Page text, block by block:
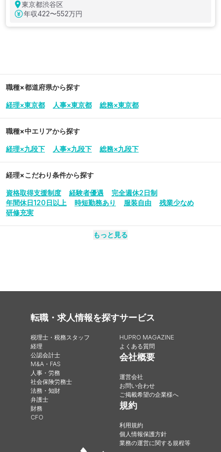
東京都渋谷区
年収422〜552万円
職種×都道府県から探す
経理×東京都 人事×東京都 総務×東京都
職種×中エリアから探す
経理×九段下 人事×九段下 総務×九段下
経理×こだわり条件から探す
資格取得支援制度 経験者優遇
完全週休2日制
年間休日120日以上
時短勤務あり 服装自由
残業少なめ
研修充実
もっと見る
転職・求人情報を探す
税理士・税務スタッフ
経理
公認会計士
M&A・FAS
人事・労務
社会保険労務士
法務・知財
弁護士
財務
CFO
サービス
HUPRO MAGAZINE
よくある質問
会社概要
運営会社
お問い合わせ
ご掲載希望の企業様へ
規約
利用規約
個人情報保護方針
業務の運営に関する規程等